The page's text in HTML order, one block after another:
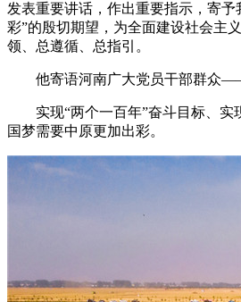
发表重要讲话，作出重要指示，寄予
彩”的殷切期望，为全面建设社会主
领、总遵循、总指引。
他寄语河南广大党员干部群众
实现“两个一百年”奋斗目标、实
国梦需要中原更加出彩。